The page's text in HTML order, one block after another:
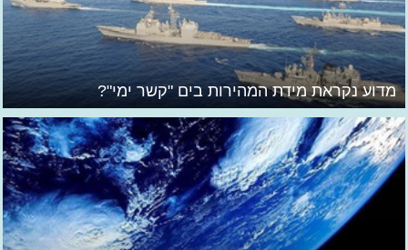
מדוע נקראת מידת המהירות בים "קשר ימי"?